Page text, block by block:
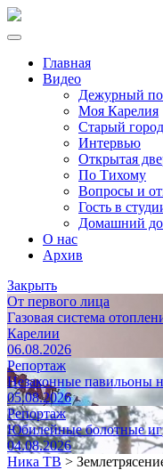
Главная
Видео
Дежурный по
Моя Карелия
Старый город
Интервью
Открытая
По Тихому
Вопросы и
Гость в
Домашний
О нас
Архив
Закрыть
От первого лица
Газовая система
Карелии
06.08.2026
Репортаж
Незаконные павильоны
05.08.2026
Репортаж
Юбилейные болотные
04.08.2026
Ника ТВ >